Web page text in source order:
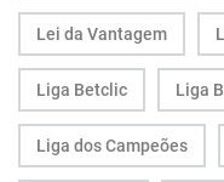
Lei da Vantagem
Liga Betclic Liga
Liga dos Campeões